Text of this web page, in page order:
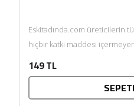
Eskitadında.com üreticilerin
hiçbir katkı maddesi içermeyen
149 TL